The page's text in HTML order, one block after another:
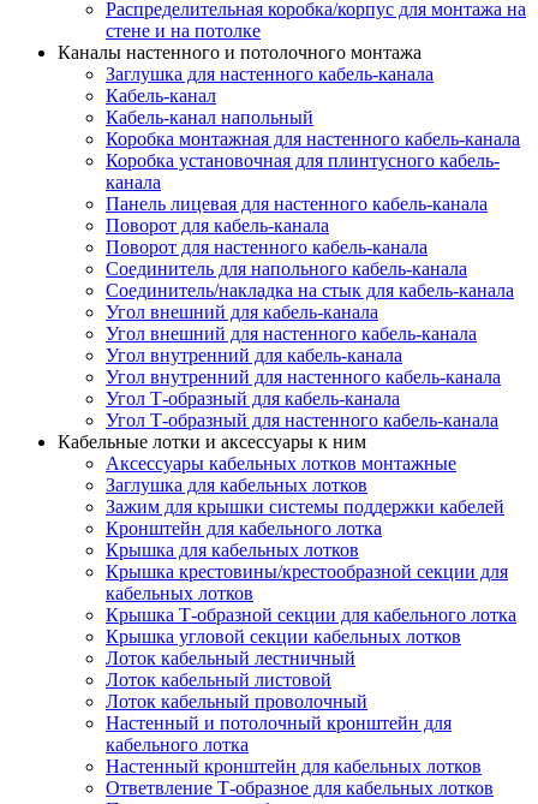
Распределительная коробка/корпус для монтажа на
стене и на потолке
Каналы настенного и потолочного монтажа
Заглушка для настенного кабель-канала
Кабель-канал
Кабель-канал напольный
Коробка монтажная для настенного кабель-канала
Коробка установочная для плинтусного кабель-
канала
Панель лицевая для настенного кабель-канала
Поворот для кабель-канала
Поворот для настенного кабель-канала
Соединитель для напольного кабель-канала
Соединитель/накладка на стык для кабель-канала
Угол внешний для кабель-канала
Угол внешний для настенного кабель-канала
Угол внутренний для кабель-канала
Угол внутренний для настенного кабель-канала
Угол Т-образный для кабель-канала
Угол Т-образный для настенного кабель-канала
Кабельные лотки и аксессуары к ним
Аксессуары кабельных лотков монтажные
Заглушка для кабельных лотков
Зажим для крышки системы поддержки кабелей
Кронштейн для кабельного лотка
Крышка для кабельных лотков
Крышка крестовины/крестообразной секции для
кабельных лотков
Крышка Т-образной секции для кабельного лотка
Крышка угловой секции кабельных лотков
Лоток кабельный лестничный
Лоток кабельный листовой
Лоток кабельный проволочный
Настенный и потолочный кронштейн для
кабельного лотка
Настенный кронштейн для кабельных лотков
Ответвление Т-образное для кабельных лотков